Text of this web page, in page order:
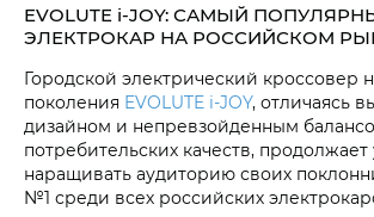
EVOLUTE i‑JOY: САМЫЙ
ЭЛЕКТРОКАР НА РОССИЙСКОМ
Городской электрический кроссовер
поколения EVOLUTE i‑JOY, отличаясь
дизайном и непревзойденным
потребительских качеств,
наращивать аудиторию своих
№1 среди всех российских